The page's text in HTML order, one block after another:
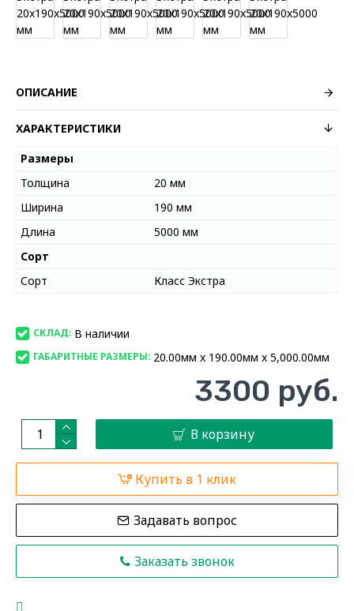
ОПИСАНИЕ
ХАРАКТЕРИСТИКИ
Размеры
Толщина
20 мм
Ширина
190 мм
Длина
5000 мм
Сорт
Сорт
Класс Экстра
СКЛАД: В наличии
ГАБАРИТНЫЕ РАЗМЕРЫ: 20.00мм x 190.00мм x 5,000.00мм
3300 руб.
В корзину
Купить в 1 клик
Задавать вопрос
Заказать звонок